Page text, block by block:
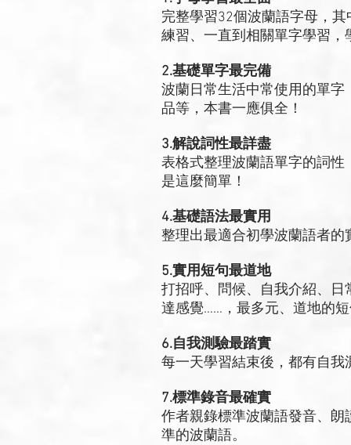
完整學習32個波蘭語字母，
練習、一直到相關單字學習，
2.基礎單字最完備
波蘭日常生活中常使用的單
品等，本書一應俱全！
3.解說詞性最詳盡
表格式整理波蘭語單字的詞
是這麼簡單！
4.基礎語法最實用
整理出最適合初學波蘭語者
5.實用短句最道地
打招呼、問候、自我介紹、
達感覺……，最多元、道地的
6.自我測驗最踏實
每一天學習結束後，都有自
7.標準錄音最確實
作者親錄標準波蘭語發音、
準的波蘭語。